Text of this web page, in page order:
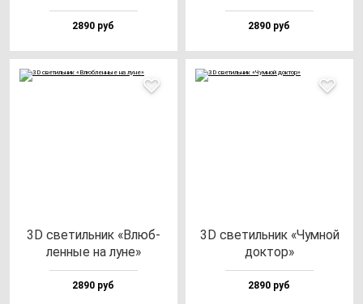
2890 руб 2890 руб
3D све­тиль­ник «Влюб­
лен­ные на лу­не»
2890 руб
3D све­тиль­ник «Чум­ной
док­тор»
2890 руб